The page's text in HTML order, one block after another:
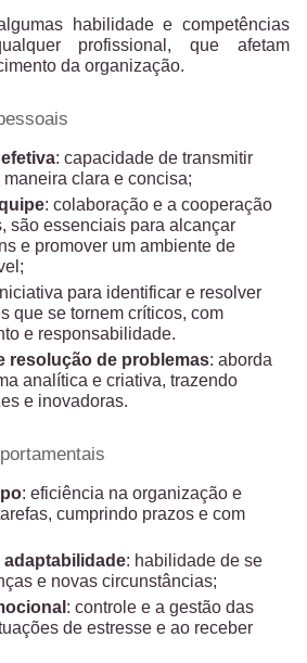
habilidade e competências
profissional, que afetam
da organização.
: capacidade de transmitir
clara e concisa;
: colaboração e a cooperação
são essenciais para alcançar
e promover um ambiente de
para identificar e resolver
que se tornem críticos, com
e responsabilidade.
resolução de problemas: aborda
analítica e criativa, trazendo
e inovadoras.
: eficiência na organização e
cumprindo prazos e com
adaptabilidade: habilidade de se
e novas circunstâncias;
: controle e a gestão das
de estresse e ao receber